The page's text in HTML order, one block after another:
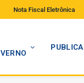
Nota Fiscal Eletrônica